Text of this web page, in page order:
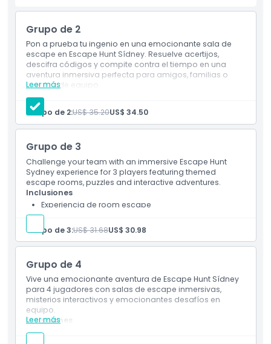
Exclusiones
No Adecuado Para
Horario de Apertura
Cosas a Saber
Ubicación
Cómo Llegar
Cómo Canjear
Política de Cancelación
Grupo de 2
Pon a prueba tu ingenio en una emocionante sala de
escape en Escape Hunt Sídney. Resuelve acertijos,
descifra códigos y compite contra el tiempo en una
aventura inmersiva perfecta para amigos, familias o
eventos de equipo.
Leer más
Inclusiones
Experiencia de room escape
Té, café, agua y galletas de cortesía
Foto temática y disfraz después del juego
Grupo de 2:US$ 35.20US$ 34.50
Grupo de 3
Challenge your team with an immersive Escape Hunt
Sydney experience for 3 players featuring themed
escape rooms, puzzles and interactive adventures.
Inclusiones
Experiencia de room escape
Té, café, agua y galletas de cortesía
Foto temática y disfraz después del juego
Grupo de 3:US$ 31.68US$ 30.98
Grupo de 4
Vive una emocionante aventura de Escape Hunt Sídney
para 4 jugadores con salas de escape inmersivas,
misterios interactivos y emocionantes desafíos en
equipo.
Leer más
Inclusiones
Experiencia de room escape